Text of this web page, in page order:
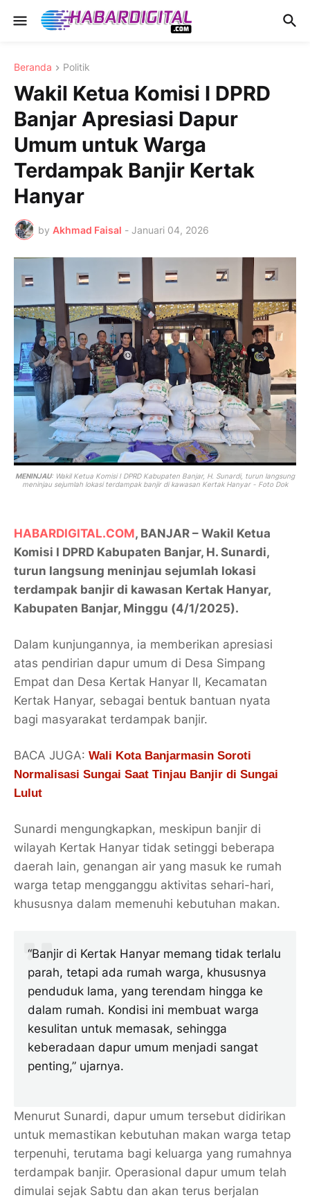
Beranda Politik
Wakil Ketua Komisi I DPRD
Banjar Apresiasi Dapur
Umum untuk Warga
Terdampak Banjir Kertak
Hanyar
by Akhmad Faisal - Januari 04, 2026
MENINJAU: Wakil Ketua Komisi I DPRD Kabupaten Banjar, H. Sunardi, turun langsung
meninjau sejumlah lokasi terdampak banjir di kawasan Kertak Hanyar - Foto Dok
HABARDIGITAL.COM, BANJAR – Wakil Ketua
Komisi I DPRD Kabupaten Banjar, H. Sunardi,
turun langsung meninjau sejumlah lokasi
terdampak banjir di kawasan Kertak Hanyar,
Kabupaten Banjar, Minggu (4/1/2025).
Dalam kunjungannya, ia memberikan apresiasi
atas pendirian dapur umum di Desa Simpang
Empat dan Desa Kertak Hanyar II, Kecamatan
Kertak Hanyar, sebagai bentuk bantuan nyata
bagi masyarakat terdampak banjir.
BACA JUGA: Wali Kota Banjarmasin Soroti
Normalisasi Sungai Saat Tinjau Banjir di Sungai
Lulut
Sunardi mengungkapkan, meskipun banjir di
wilayah Kertak Hanyar tidak setinggi beberapa
daerah lain, genangan air yang masuk ke rumah
warga tetap mengganggu aktivitas sehari-hari,
khususnya dalam memenuhi kebutuhan makan.
“Banjir di Kertak Hanyar memang tidak terlalu
parah, tetapi ada rumah warga, khususnya
penduduk lama, yang terendam hingga ke
dalam rumah. Kondisi ini membuat warga
kesulitan untuk memasak, sehingga
keberadaan dapur umum menjadi sangat
penting,” ujarnya.
Menurut Sunardi, dapur umum tersebut didirikan
untuk memastikan kebutuhan makan warga tetap
terpenuhi, terutama bagi keluarga yang rumahnya
terdampak banjir. Operasional dapur umum telah
dimulai sejak Sabtu dan akan terus berjalan